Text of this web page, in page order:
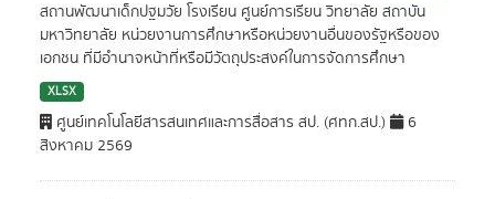
สถานพัฒนาเด็กปฐมวัย โรงเรียน ศูนย์การเรียน วิทยาลัย สถาบัน
มหาวิทยาลัย หน่วยงานการศึกษาหรือหน่วยงานอื่นของรัฐหรือของ
เอกชน ที่มีอำนาจหน้าที่หรือมีวัตถุประสงค์ในการจัดการศึกษา
XLSX
ศูนย์เทคโนโลยีสารสนเทศและการสื่อสาร สป. (ศทก.สป.)
6
สิงหาคม 2569